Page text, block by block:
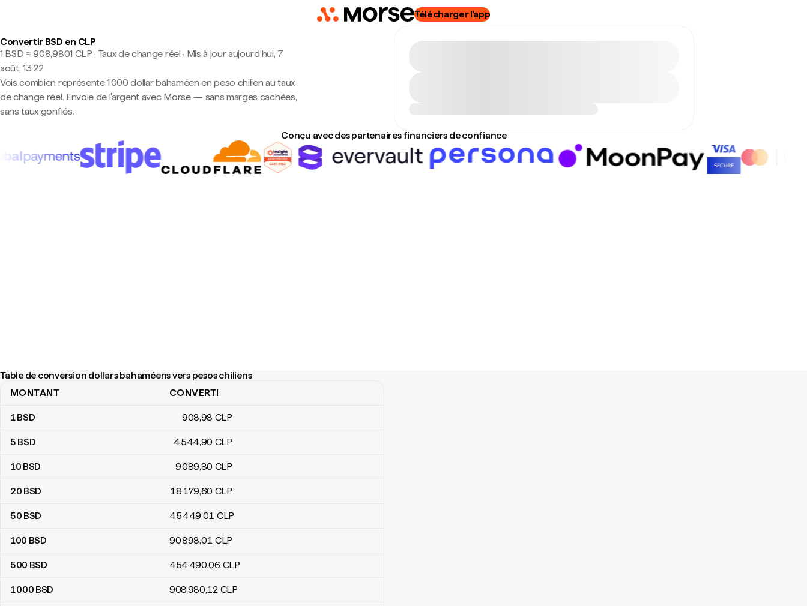
Télécharger l'app
Convertir BSD en CLP
1 BSD ≈ 908,9801 CLP · Taux de change réel · Mis à jour aujourd’hui, 7
août, 13:22
Vois combien représente 1 000 dollar bahaméen en peso chilien au taux
de change réel. Envoie de l'argent avec Morse — sans marges cachées,
sans taux gonflés.
Conçu avec des partenaires financiers de confiance
Table de conversion dollars bahaméens vers pesos chiliens
Table de conversion dollars bahaméens vers pesos chiliens
MONTANT CONVERTI
1BSD 908,98 CLP
5 BSD 4 544,90 CLP
10 BSD 9 089,80 CLP
20 BSD 18 179,60 CLP
50 BSD 45 449,01 CLP
100 BSD 90 898,01 CLP
500 BSD 454 490,06 CLP
1 000 BSD 908 980,12 CLP